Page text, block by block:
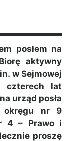
posłem na
aktywny
w Sejmowej
czterech lat
urząd posła
okręgu nr 9
4 – Prawo i
proszę